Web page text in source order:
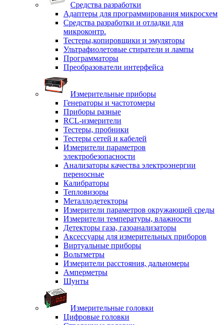
Средства разработки
Адаптеры для программирования микросхем
Средства разработки и отладки для
микроконтр.
Тестеры,копировщики и эмуляторы
Ультрафиолетовые стиратели и лампы
Программаторы
Преобразователи интерфейса
Измерительные приборы
Генераторы и частотомеры
Приборы разные
RCL-измерители
Тестеры, пробники
Тестеры сетей и кабелей
Измерители параметров
электробезопасности
Анализаторы качества электроэнергии
переносные
Калибраторы
Тепловизоры
Металлодетекторы
Измерители параметров окружающей среды
Измерители температуры, влажности
Детекторы газа, газоанализаторы
Аксессуары для измерительных приборов
Виртуальные приборы
Вольтметры
Измерители расстояния, дальномеры
Амперметры
Шунты
Измерительные головки
Цифровые головки